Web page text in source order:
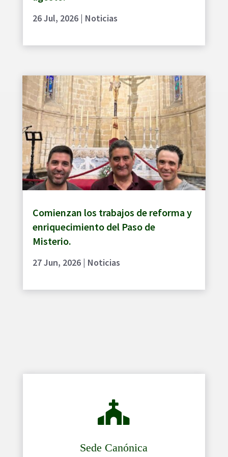
26 Jul, 2026| Noticias
Comienzan los trabajos de reforma y
enriquecimiento del Paso de
Misterio.
27 Jun, 2026| Noticias

Sede Canónica